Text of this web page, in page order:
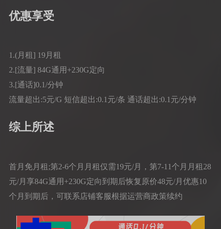
优惠享受
1.(月租] 19月租
2.[流量] 84G通用+230G定向
3.[通话]0.1/分钟
流量超出:5元/G 短信超出:0.1元/条 通话超出:0.1元/分钟
综上所述
首月免月租;第2-6个月月租仅需19元/月，第7-11个月月租28
元/月享84G通用+230G定向到期后恢复原价48元/月优惠10
个月到期后，可联系店铺客服根据运营商政策续约